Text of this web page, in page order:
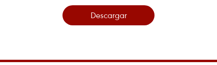
Descargar